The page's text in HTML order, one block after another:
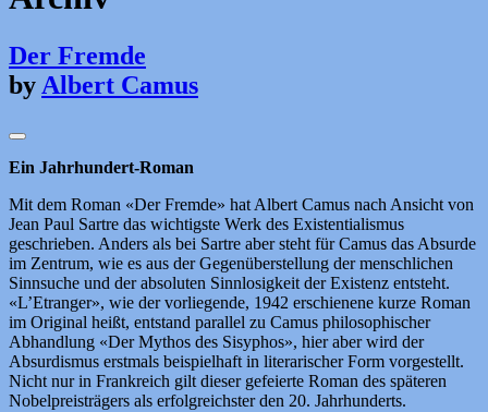
Der Fremde
by Albert Camus
Ein Jahrhundert-Roman
Mit dem Roman «Der Fremde» hat Albert Camus nach Ansicht von
Jean Paul Sartre das wichtigste Werk des Existentialismus
geschrieben. Anders als bei Sartre aber steht für Camus das Absurde
im Zentrum, wie es aus der Gegenüberstellung der menschlichen
Sinnsuche und der absoluten Sinnlosigkeit der Existenz entsteht.
«L’Etranger», wie der vorliegende, 1942 erschienene kurze Roman
im Original heißt, entstand parallel zu Camus philosophischer
Abhandlung «Der Mythos des Sisyphos», hier aber wird der
Absurdismus erstmals beispielhaft in literarischer Form vorgestellt.
Nicht nur in Frankreich gilt dieser gefeierte Roman des späteren
Nobelpreisträgers als erfolgreichster den 20. Jahrhunderts.